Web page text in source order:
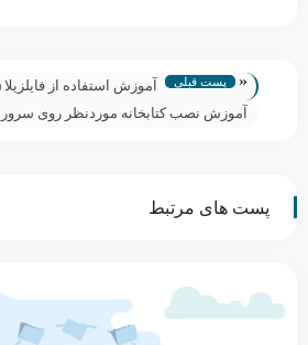
« پست قبلی
آموزش استفاده از
لینوکس)
آموزش نصب کتابخانه موردنظر روی سرور
پست های مرتبط